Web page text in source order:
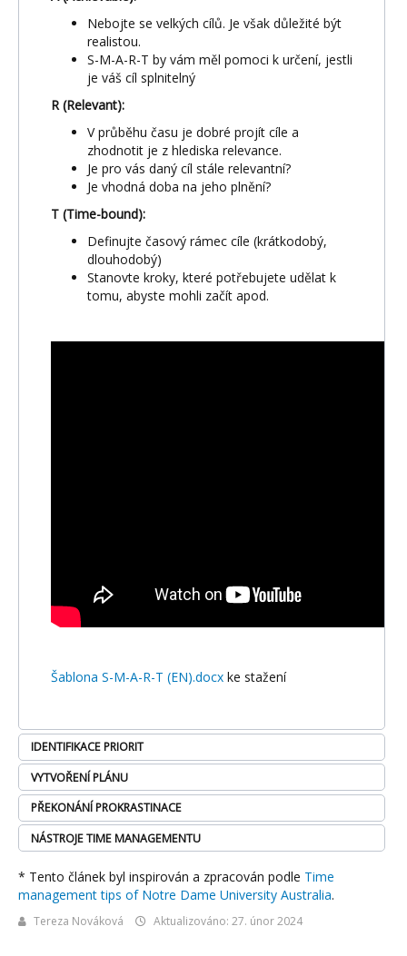
Nebojte se velkých cílů. Je však důležité být
realistou.
S-M-A-R-T by vám měl pomoci k určení, jestli
je váš cíl splnitelný
R (Relevant):
V průběhu času je dobré projít cíle a
zhodnotit je z hlediska relevance.
Je pro vás daný cíl stále relevantní?
Je vhodná doba na jeho plnění?
T (Time-bound):
Definujte časový rámec cíle (krátkodobý,
dlouhodobý)
Stanovte kroky, které potřebujete udělat k
tomu, abyste mohli začít apod.
Šablona S-M-A-R-T (EN).docx ke stažení
IDENTIFIKACE PRIORIT
VYTVOŘENÍ PLÁNU
PŘEKONÁNÍ PROKRASTINACE
NÁSTROJE TIME MANAGEMENTU
* Tento článek byl inspirován a zpracován podle Time
management tips of Notre Dame University Australia.
Tereza Nováková Aktualizováno: 27. únor 2024